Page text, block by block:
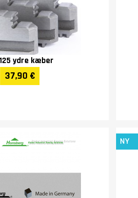
125 ydre kæber
37,90 €
NY